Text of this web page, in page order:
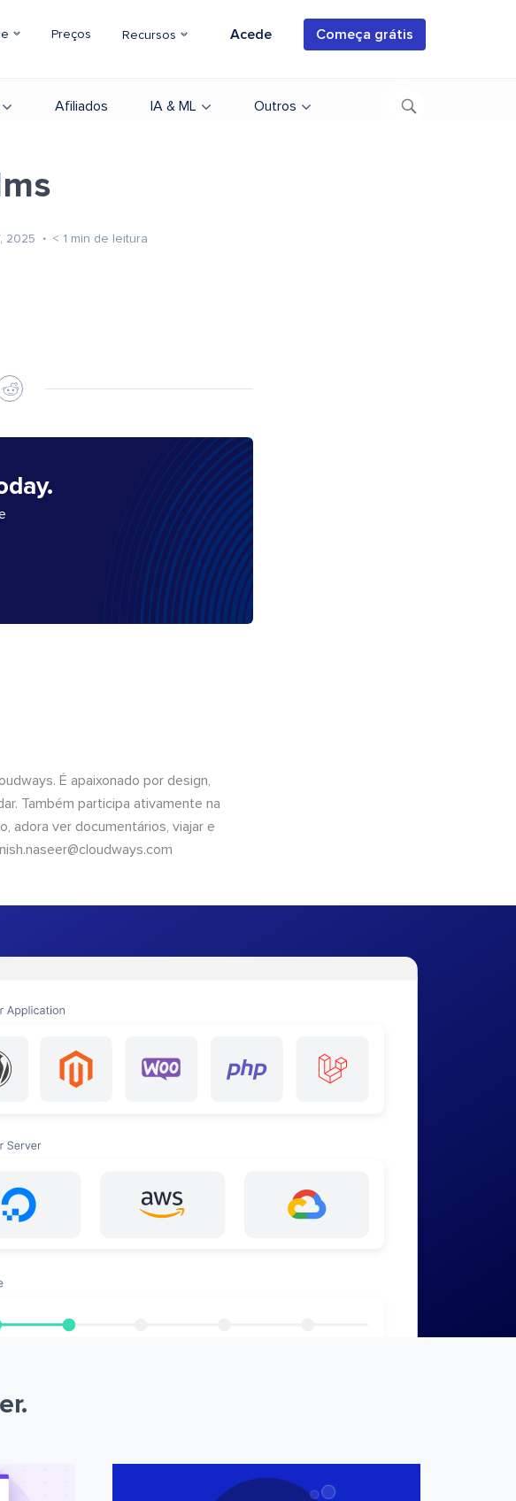
Preços Recursos Acede Começa grátis
Afiliados IA & ML Outros
2025 < 1 min de leitura
É apaixonado por design,
Também participa ativamente na
adora ver documentários, viajar e